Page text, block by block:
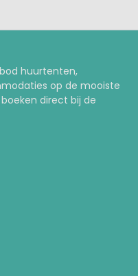
huurtenten,
op de mooiste
direct bij de